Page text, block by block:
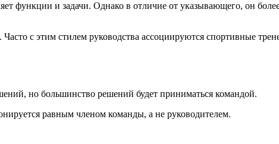
функции и задачи. Однако в отличие от указывающего, он
с этим стилем руководства ассоциируются спортивные
но большинство решений будет приниматься командой.
равным членом команды, а не руководителем.